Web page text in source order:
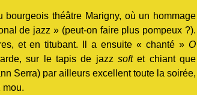
théâtre Marigny, où un hommage
de jazz » (peut-on faire plus pompeux ?).
et en titubant. Il a ensuite « chanté » O
sur le tapis de jazz softet chiant que
Serra) par ailleurs excellent toute la soirée,
mou.